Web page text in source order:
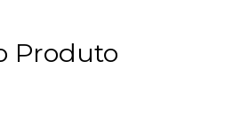
Produto